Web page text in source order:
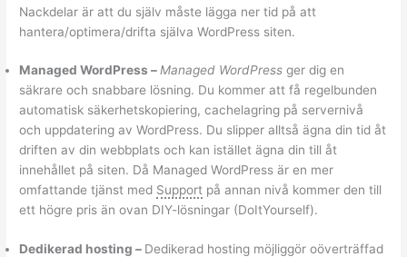
Nackdelar är att du själv måste lägga ner tid på att
hantera/optimera/drifta själva WordPress siten.
Managed WordPress –Managed WordPress ger dig en
säkrare och snabbare lösning. Du kommer att få regelbunden
automatisk säkerhetskopiering, cachelagring på servernivå
och uppdatering av WordPress. Du slipper alltså ägna din tid åt
driften av din webbplats och kan istället ägna din till åt
innehållet på siten. Då Managed WordPress är en mer
omfattande tjänst med Support på annan nivå kommer den till
ett högre pris än ovan DIY-lösningar (DoItYourself).
Dedikerad hosting – Dedikerad hosting möjliggör oöverträffad